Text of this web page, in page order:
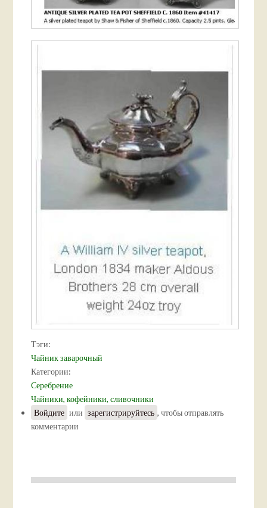
Тэги:
Чайник заварочный
Категории:
Серебрение
Чайники, кофейники, сливочники
Войдите или зарегистрируйтесь , чтобы отправлять
комментарии